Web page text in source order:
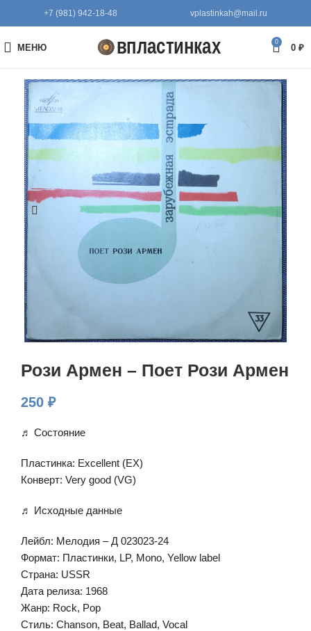
+7 (981) 942-18-48 vplastinkah@mail.ru
МЕНЮ
0
0 ₽
Рози Армен – Поет Рози Армен
250 ₽
♬ Состояние
Пластинка: Excellent (EX)
Конверт: Very good (VG)
♬ Исходные данные
Лейбл: Мелодия – Д 023023-24
Формат: Пластинки, LP, Mono, Yellow label
Страна: USSR
Дата релиза: 1968
Жанр: Rock, Pop
Стиль: Chanson, Beat, Ballad, Vocal